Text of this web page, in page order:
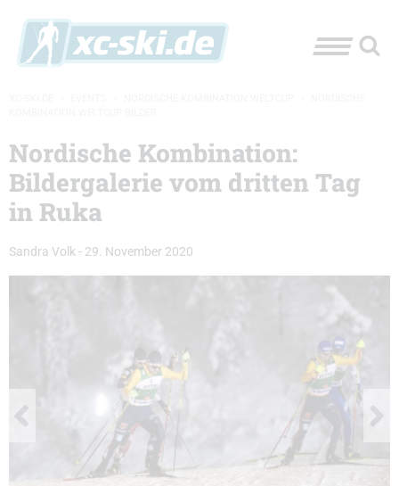
Nordische Kombination:
Bildergalerie vom dritten Tag
in Ruka
Sandra Volk- 29. November 2020